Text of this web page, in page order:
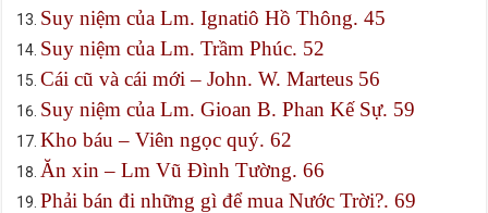
Suy niệm của Lm. Ignatiô Hồ Thông. 45
Suy niệm của Lm. Trầm Phúc. 52
Cái cũ và cái mới – John. W. Marteus 56
Suy niệm của Lm. Gioan B. Phan Kế Sự. 59
Kho báu – Viên ngọc quý. 62
Ăn xin – Lm Vũ Đình Tường. 66
Phải bán đi những gì để mua Nước Trời?. 69